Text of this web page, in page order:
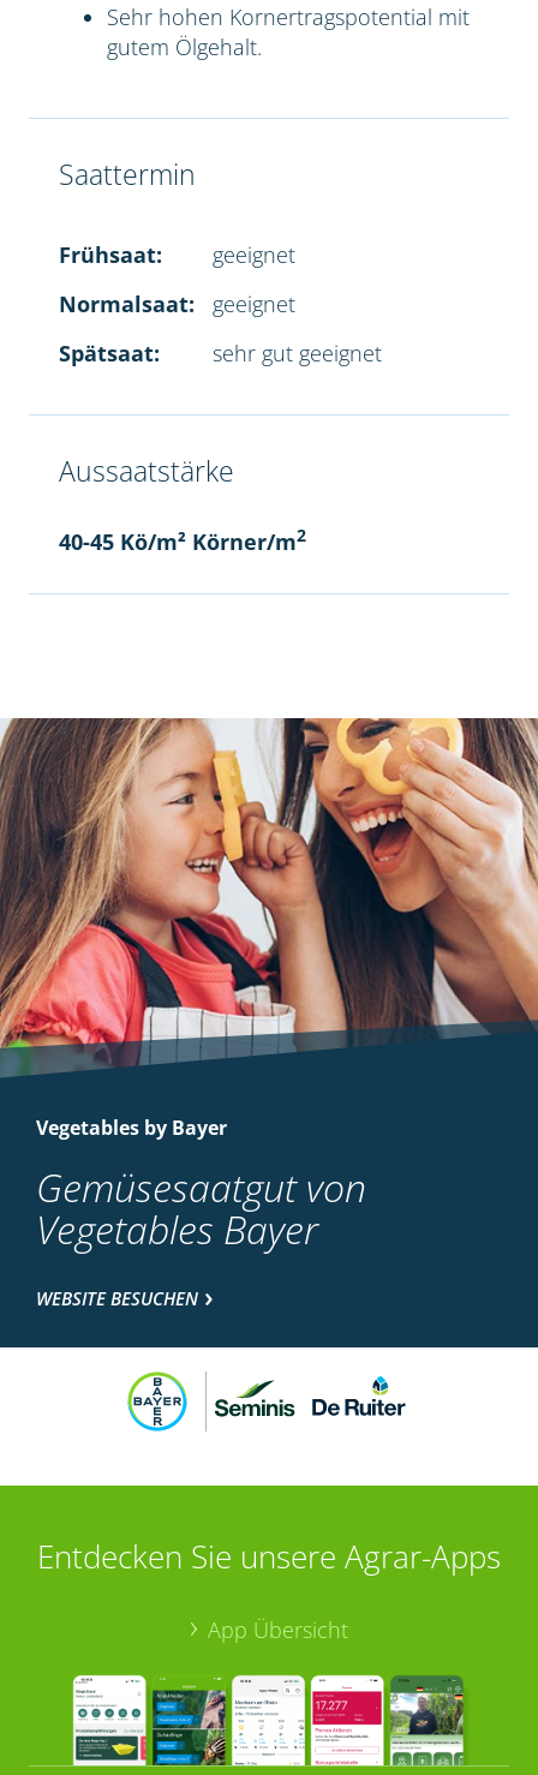
Sehr hohen Kornertragspotential mit
gutem Ölgehalt.
Saattermin
Frühsaat:
geeignet
Normalsaat:
geeignet
Spätsaat:
sehr gut geeignet
Aussaatstärke
40-45 Kö/m² Körner/m2
Vegetables by Bayer
Gemüsesaatgut von
Vegetables Bayer
WEBSITE BESUCHEN
Entdecken Sie unsere Agrar-Apps
App Übersicht